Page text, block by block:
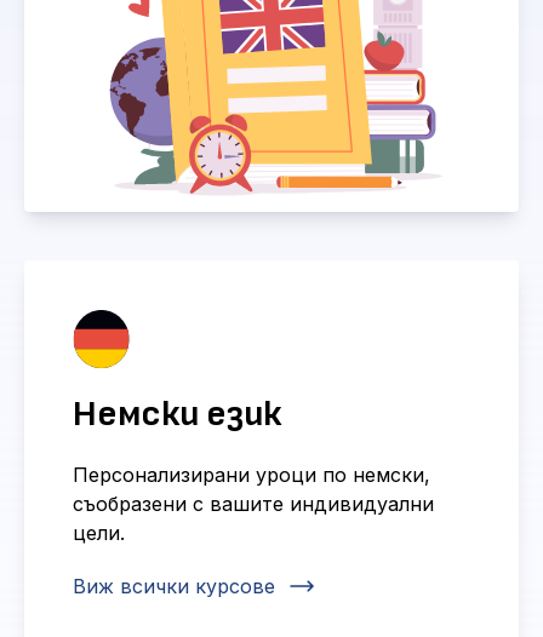
Немски език
Персонализирани уроци по немски,
съобразени с вашите индивидуални
цели.
Виж всички курсове